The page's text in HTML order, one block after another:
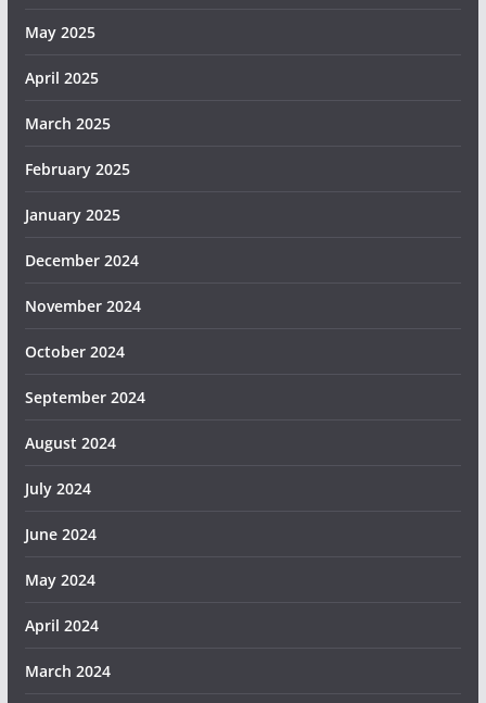
May 2025
April 2025
March 2025
February 2025
January 2025
December 2024
November 2024
October 2024
September 2024
August 2024
July 2024
June 2024
May 2024
April 2024
March 2024